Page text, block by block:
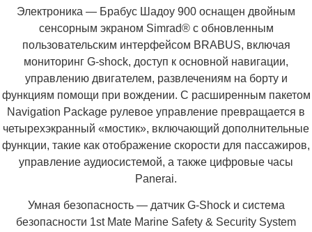
Электроника — Брабус Шадоу 900 оснащен двойным
сенсорным экраном Simrad®️ с обновленным
пользовательским интерфейсом BRABUS, включая
мониторинг G-shock, доступ к основной навигации,
управлению двигателем, развлечениям на борту и
функциям помощи при вождении. С расширенным пакетом
Navigation Package рулевое управление превращается в
четырехэкранный «мостик», включающий дополнительные
функции, такие как отображение скорости для пассажиров,
управление аудиосистемой, а также цифровые часы
Panerai.
Умная безопасность — датчик G-Shock и система
безопасности 1st Mate Marine Safety & Security System